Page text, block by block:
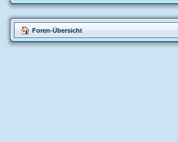
Foren-Übersicht